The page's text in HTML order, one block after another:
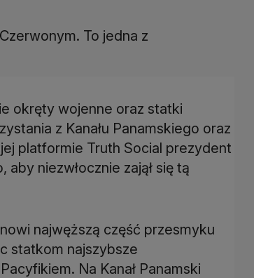
To jedna z
okręty wojenne oraz statki
z Kanału Panamskiego oraz
platformie Truth Social prezydent
niezwłocznie zajął się tą
najwęższą część przesmyku
statkom najszybsze
Na Kanał Panamski